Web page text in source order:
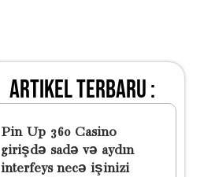
artikel terbaru :
Pin Up 360 Casino
girişdə sadə və aydın
interfeys necə işinizi